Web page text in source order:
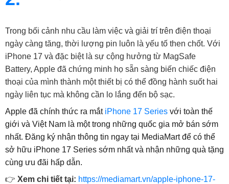
Trong bối cảnh nhu cầu làm việc và giải trí trên điện thoại
ngày càng tăng, thời lượng pin luôn là yếu tố then chốt. Với
iPhone 17 và đặc biệt là sự cộng hưởng từ MagSafe
Battery, Apple đã chứng minh họ sẵn sàng biến chiếc điện
thoại của mình thành một thiết bị có thể đồng hành suốt hai
ngày liên tục mà không cần lo lắng đến bộ sạc.
Apple đã chính thức ra mắt iPhone 17 Series với toàn thế
giới và Việt Nam là một trong những quốc gia mở bán sớm
nhất. Đăng ký nhận thông tin ngay tại MediaMart để có thể
sở hữu iPhone 17 Series sớm nhất và nhận những quà tặng
cùng ưu đãi hấp dẫn.
👉 Xem chi tiết tại: https://mediamart.vn/apple-iphone-17-